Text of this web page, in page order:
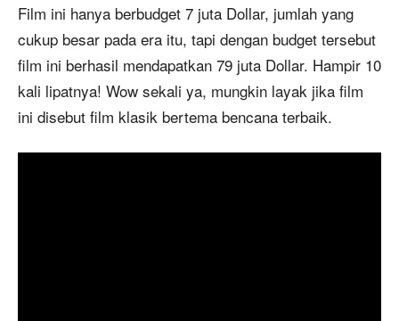
Film ini hanya berbudget 7 juta Dollar, jumlah yang
cukup besar pada era itu, tapi dengan budget tersebut
film ini berhasil mendapatkan 79 juta Dollar. Hampir 10
kali lipatnya! Wow sekali ya, mungkin layak jika film
ini disebut film klasik bertema bencana terbaik.